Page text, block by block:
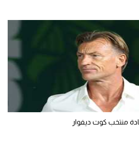
منتخب كوت ديفوار